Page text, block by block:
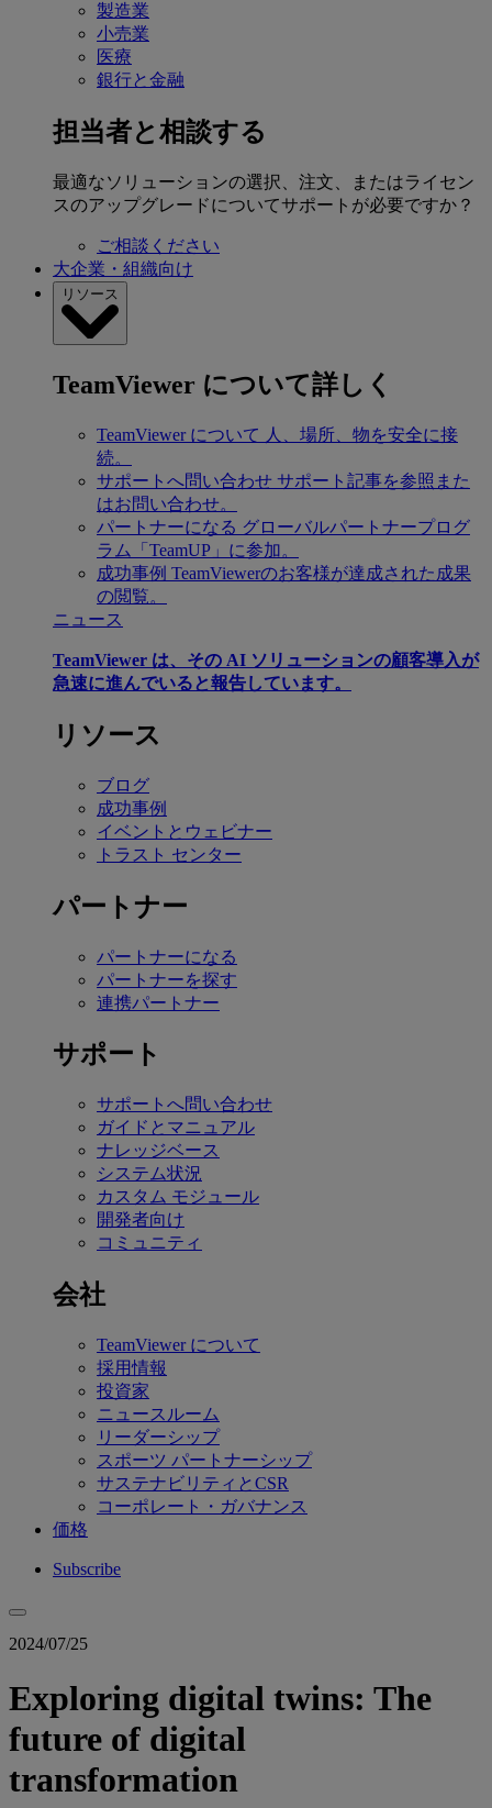
製造業
小売業
医療
銀行と金融
担当者と相談する
最適なソリューションの選択、注文、またはライセン
スのアップグレードについてサポートが必要ですか？
ご相談ください
大企業・組織向け
リソース
TeamViewer について詳しく
TeamViewer について 人、場所、物を安全に接
続。
サポートへ問い合わせ サポート記事を参照また
はお問い合わせ。
パートナーになる グローバルパートナープログ
ラム「TeamUP」に参加。
成功事例 TeamViewerのお客様が達成された成果
の閲覧。
ニュース
TeamViewer は、その AI ソリューションの顧客導入が
急速に進んでいると報告しています。
リソース
ブログ
成功事例
イベントとウェビナー
トラスト センター
パートナー
パートナーになる
パートナーを探す
連携パートナー
サポート
サポートへ問い合わせ
ガイドとマニュアル
ナレッジベース
システム状況
カスタム モジュール
開発者向け
コミュニティ
会社
TeamViewer について
採用情報
投資家
ニュースルーム
リーダーシップ
スポーツ パートナーシップ
サステナビリティとCSR
コーポレート・ガバナンス
価格
Subscribe
2024/07/25
Exploring digital twins: The
future of digital
transformation